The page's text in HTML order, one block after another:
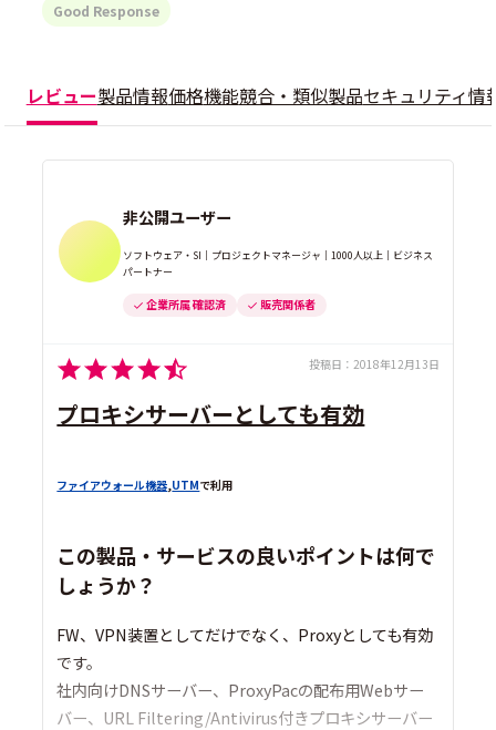
Good Response
レビュー製品情報価格機能競合・類似製品セキュリティ情
非公開ユーザー
ソフトウェア・SI｜プロジェクトマネージャ｜1000人以上｜ビジネス
パートナー
企業所属 確認済 販売関係者
投稿日： 2018年12月13日
プロキシサーバーとしても有効
ファイアウォール機器,UTMで利用
この製品・サービスの良いポイントは何で
しょうか？
FW、VPN装置としてだけでなく、Proxyとしても有効
です。
社内向けDNSサーバー、ProxyPacの配布用Webサー
バー、URL Filtering/Antivirus付きプロキシサーバー